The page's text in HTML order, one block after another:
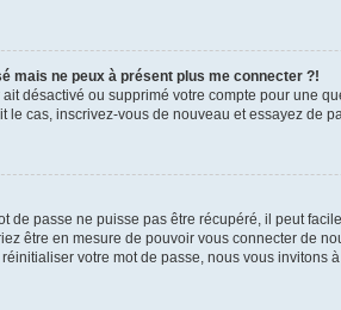
mais ne peux à présent plus me connecter ?!
ait désactivé ou supprimé votre compte pour une
le cas, inscrivez-vous de nouveau et essayez de
de passe ne puisse pas être récupéré, il peut
être en mesure de pouvoir vous connecter de
votre mot de passe, nous vous invitons